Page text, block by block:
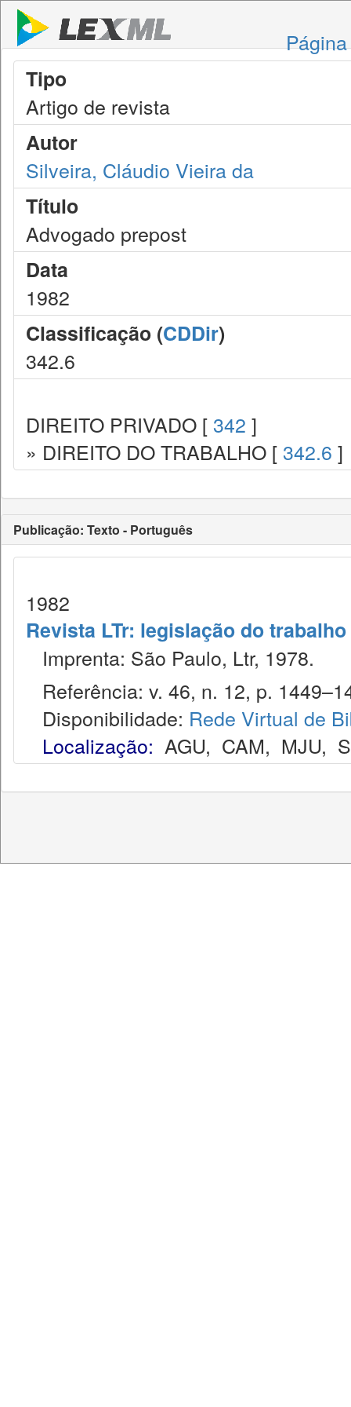
Tipo
Artigo de revista
Autor
Silveira, Cláudio Vieira da
Título
Advogado prepost
Data
1982
Classificação (CDDir)
342.6
DIREITO PRIVADO [ 342 ]
» DIREITO DO TRABALHO [ 342.6 ]
Publicação: Texto - Português
1982
Revista LTr: legislação do trabalho
Imprenta: São Paulo, Ltr, 1978.
Referência: v. 46, n. 12, p.
Disponibilidade: Rede Virtual de
Localização: AGU, CAM, MJU,